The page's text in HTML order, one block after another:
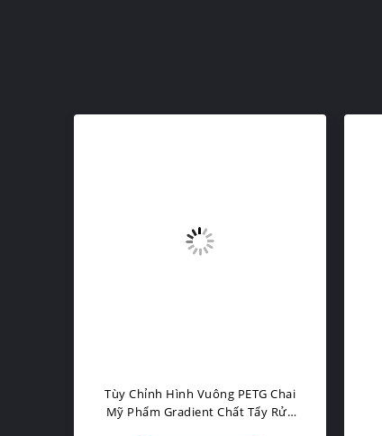
Tùy Chỉnh Hình Vuông PETG Chai
Mỹ Phẩm Gradient Chất Tẩy Rửa